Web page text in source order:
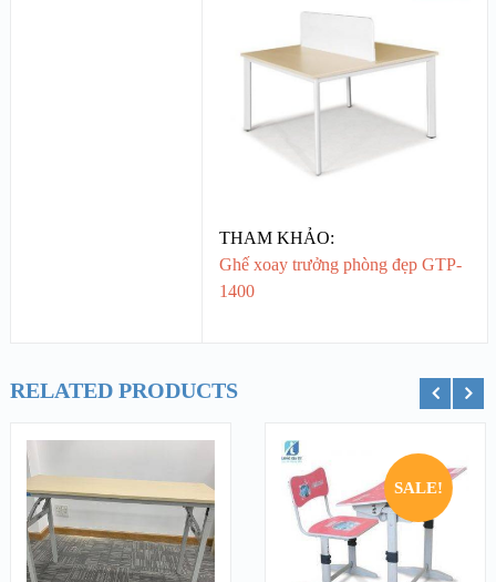
THAM KHẢO:
Ghế xoay trưởng phòng đẹp GTP-
1400
RELATED PRODUCTS
SALE!
hàng Thêm vào